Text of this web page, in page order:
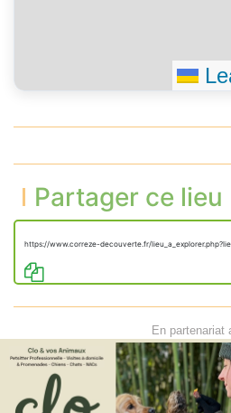
Partager ce lieu
https://www.correze-decouverte.fr/
En partenariat